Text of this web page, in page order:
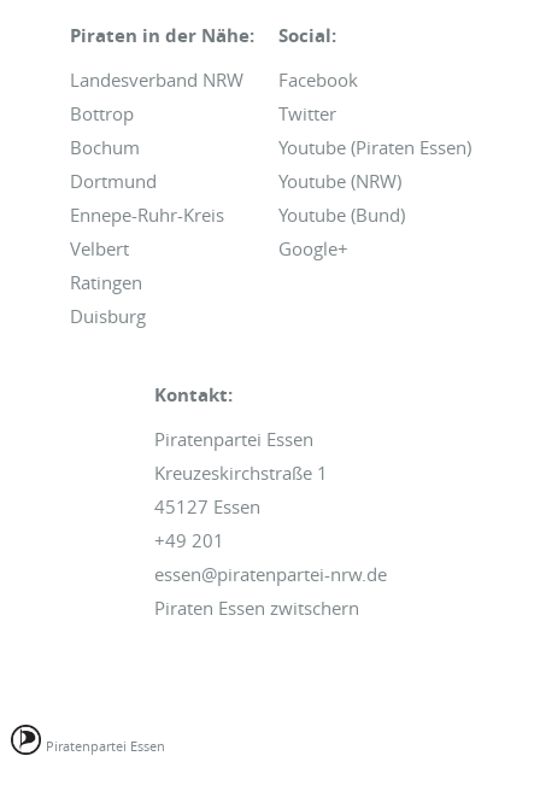
Piraten in der Nähe:
Landesverband NRW
Bottrop
Bochum
Dortmund
Ennepe-Ruhr-Kreis
Velbert
Ratingen
Duisburg
Social:
Facebook
Twitter
Youtube (Piraten Essen)
Youtube (NRW)
Youtube (Bund)
Google+
Kontakt:
Piratenpartei Essen
Kreuzeskirchstraße 1
45127 Essen
+49 201
essen@piratenpartei-nrw.de
Piraten Essen zwitschern
Piratenpartei Essen